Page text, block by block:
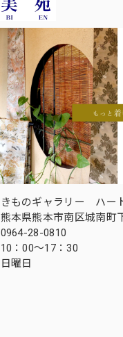
きものギャラリー ハー
熊本県熊本市南区城南町
0964-28-0810
10：00～17：30
日曜日